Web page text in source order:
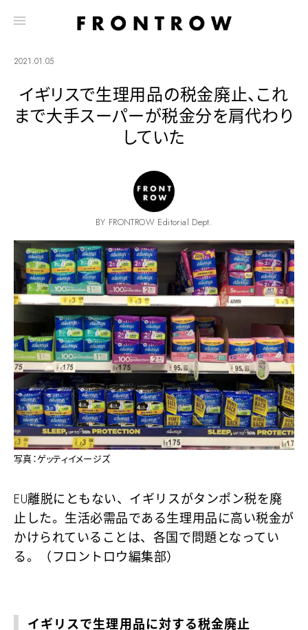
2021.01.05
イギリスで生理用品の税金廃止、これ
まで大手スーパーが税金分を肩代わり
していた
BY FRONTROW Editorial Dept.
写真：ゲッティイメージズ
EU離脱にともない、イギリスがタンポン税を廃
止した。生活必需品である生理用品に高い税金が
かけられていることは、各国で問題となってい
る。（フロントロウ編集部）
イギリスで生理用品に対する税金廃止